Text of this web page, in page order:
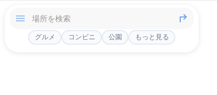
グルメ コンビニ 公園 もっと見る